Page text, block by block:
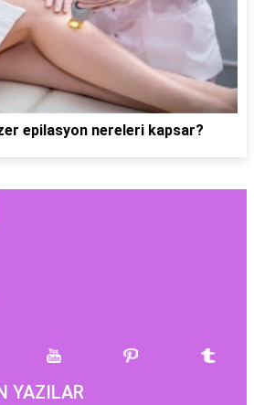
epilasyon nereleri kapsar?
YAZILAR